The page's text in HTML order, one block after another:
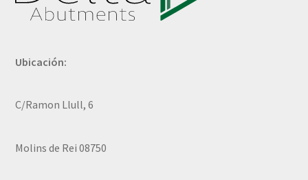
Ubicación:
C/Ramon Llull, 6
Molins de Rei 08750